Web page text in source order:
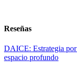
Reseñas
DAICE: Estrategia
espacio profundo